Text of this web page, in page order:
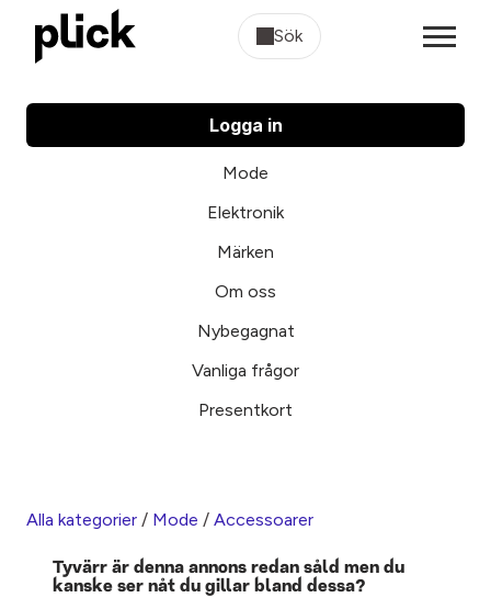
Sök
Logga in
Mode
Elektronik
Märken
Om oss
Nybegagnat
Vanliga frågor
Presentkort
Alla kategorier / Mode / Accessoarer
Tyvärr är denna annons redan såld men du
kanske ser nåt du gillar bland dessa?